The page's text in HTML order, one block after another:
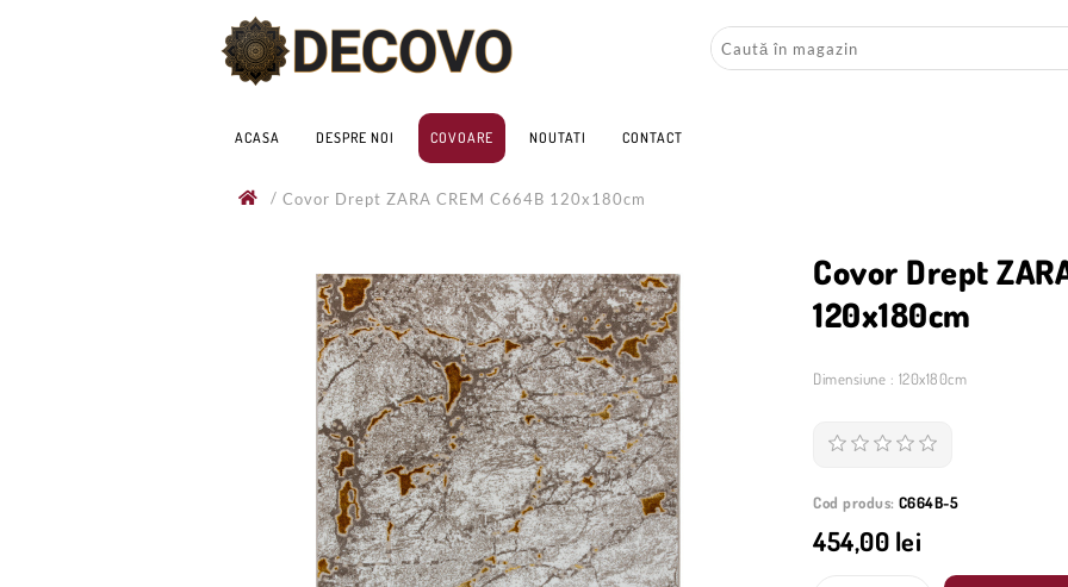
ACASA DESPRE NOI COVOARE NOUTATI CONTACT
/ Covor Drept ZARA CREM C664B 120x180cm
Covor Drept
120x180cm
Dimensiune : 120x180cm
Cod produs: C664B-5
454,00 lei